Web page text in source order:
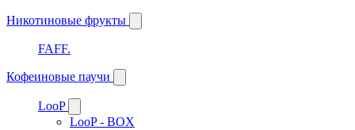
Никотиновые фрукты
FAFF.
Кофеиновые паучи
LooP
LooP - BOX